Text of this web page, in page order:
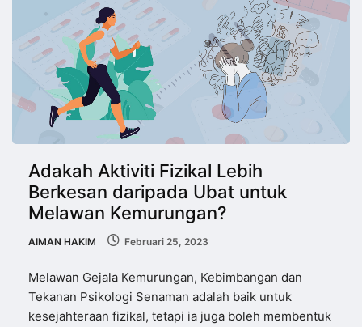
Adakah Aktiviti Fizikal Lebih
Berkesan daripada Ubat untuk
Melawan Kemurungan?
AIMAN HAKIM Februari 25, 2023
Melawan Gejala Kemurungan, Kebimbangan dan
Tekanan Psikologi Senaman adalah baik untuk
kesejahteraan fizikal, tetapi ia juga boleh membentuk